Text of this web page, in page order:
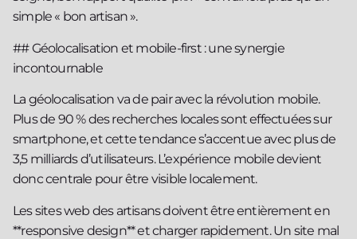
simple « bon artisan ».
## Géolocalisation et mobile-first : une synergie
incontournable
La géolocalisation va de pair avec la révolution mobile.
Plus de 90 % des recherches locales sont effectuées sur
smartphone, et cette tendance s’accentue avec plus de
3,5 milliards d’utilisateurs. L’expérience mobile devient
donc centrale pour être visible localement.
Les sites web des artisans doivent être entièrement en
**responsive design** et charger rapidement. Un site mal